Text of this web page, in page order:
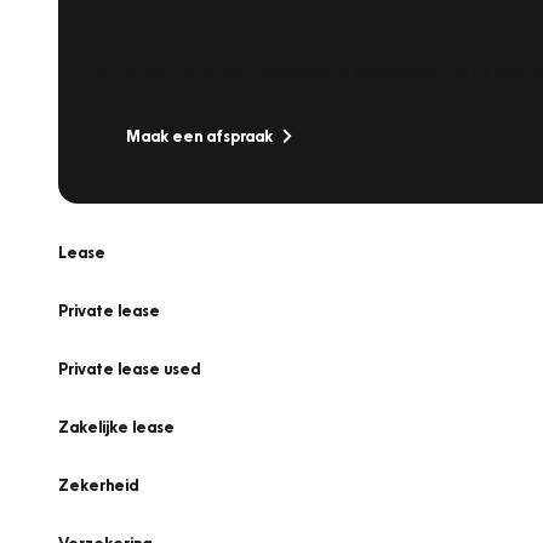
Maak een afspraak
Lease
Private lease
Private lease used
Zakelijke lease
Zekerheid